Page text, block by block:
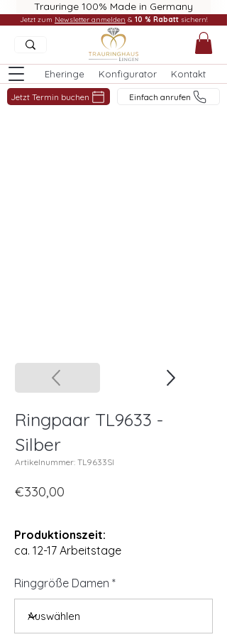
Trauringe 100% Made in Germany
Eheringe Konfigurator Kontakt
Jetzt Termin buchen Einfach anrufen
Jetzt zum Newsletter anmelden & 10 % Rabatt sichern!
Ringpaar TL9633 -
Silber
Artikelnummer: TL9633SI
€330,00
Produktionszeit:
ca. 12-17 Arbeitstage
Ringgröße Damen